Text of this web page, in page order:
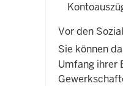
Vor den
Sie können
Umfang ihrer